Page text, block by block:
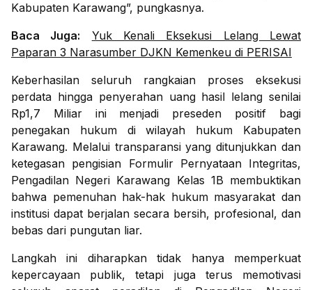
Kabupaten Karawang”, pungkasnya.
Baca Juga:
Yuk Kenali Eksekusi Lelang Lewat
Paparan 3 Narasumber DJKN Kemenkeu di PERISAI
Keberhasilan seluruh rangkaian proses eksekusi
perdata hingga penyerahan uang hasil lelang senilai
Rp1,7 Miliar ini menjadi preseden positif bagi
penegakan hukum di wilayah hukum Kabupaten
Karawang. Melalui transparansi yang ditunjukkan dan
ketegasan pengisian Formulir Pernyataan Integritas,
Pengadilan Negeri Karawang Kelas 1B membuktikan
bahwa pemenuhan hak-hak hukum masyarakat dan
institusi dapat berjalan secara bersih, profesional, dan
bebas dari pungutan liar.
Langkah ini diharapkan tidak hanya memperkuat
kepercayaan publik, tetapi juga terus memotivasi